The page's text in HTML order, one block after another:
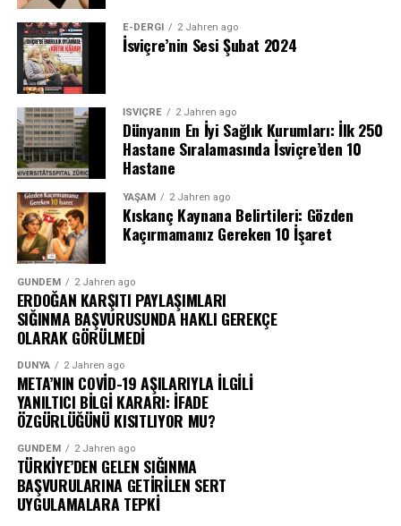
E-DERGI 2 Jahren ago
İsviçre’nin Sesi Şubat 2024
İSVIÇRE 2 Jahren ago
Dünyanın En İyi Sağlık Kurumları: İlk 250
Hastane Sıralamasında İsviçre’den 10
Hastane
YAŞAM 2 Jahren ago
Kıskanç Kaynana Belirtileri: Gözden
Kaçırmamanız Gereken 10 İşaret
GÜNDEM 2 Jahren ago
ERDOĞAN KARŞITI PAYLAŞIMLARI
SIĞINMA BAŞVURUSUNDA HAKLI GEREKÇE
OLARAK GÖRÜLMEDİ
DÜNYA 2 Jahren ago
META’NIN COVİD-19 AŞILARIYLA İLGİLİ
YANILTICI BİLGİ KARARI: İFADE
ÖZGÜRLÜĞÜNÜ KISITLIYOR MU?
GÜNDEM 2 Jahren ago
TÜRKİYE’DEN GELEN SIĞINMA
BAŞVURULARINA GETİRİLEN SERT
UYGULAMALARA TEPKİ